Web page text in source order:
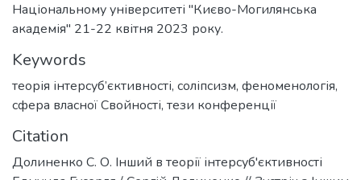
Національному університеті "Києво-Могилянська
академія" 21-22 квітня 2023 року.
Keywords
теорія інтерсуб’єктивності, соліпсизм, феноменологія,
сфера власної Свойності, тези конференції
Citation
Долиненко С. О. Інший в теорії інтерсуб'єктивності